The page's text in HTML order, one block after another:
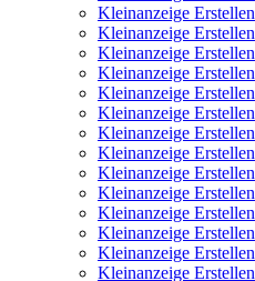
Kleinanzeige Erstellen
Kleinanzeige Erstellen
Kleinanzeige Erstellen
Kleinanzeige Erstellen
Kleinanzeige Erstellen
Kleinanzeige Erstellen
Kleinanzeige Erstellen
Kleinanzeige Erstellen
Kleinanzeige Erstellen
Kleinanzeige Erstellen
Kleinanzeige Erstellen
Kleinanzeige Erstellen
Kleinanzeige Erstellen
Kleinanzeige Erstellen